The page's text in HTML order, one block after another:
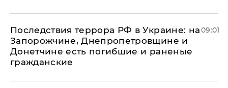
Последствия террора РФ в Украине: на
Запорожчине, Днепропетровщине и
Донетчине есть погибшие и раненые
гражданские
09:01